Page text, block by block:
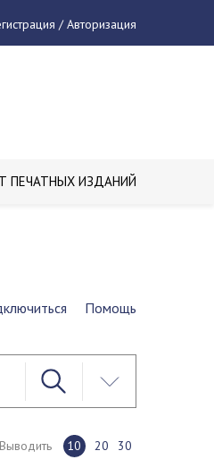
/ Авторизация
ПЕЧАТНЫХ ИЗДАНИЙ
Помощь
Выводить 10 20 30